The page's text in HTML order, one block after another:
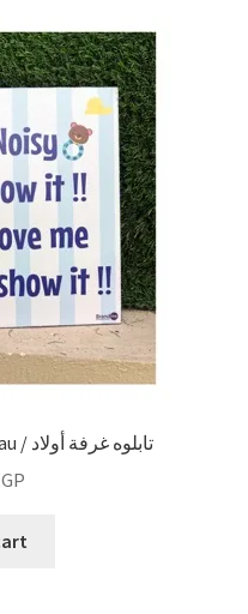
Baby Boy 1 single tableau / تابلوه غرفة أولاد